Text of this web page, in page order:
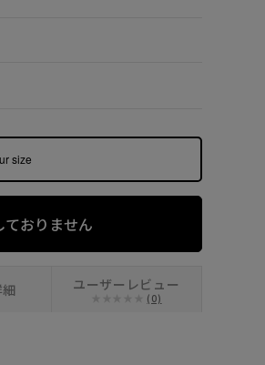
size
おりません
ユーザーレビュー
(0)